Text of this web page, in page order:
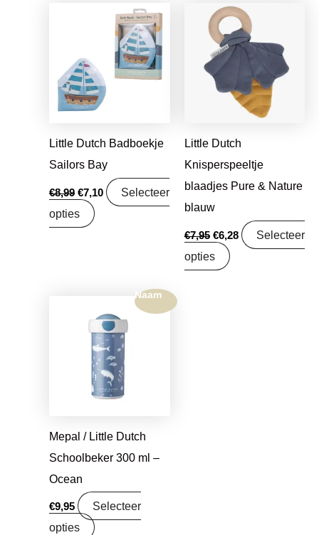
Little Dutch Badboekje
Sailors Bay
€8,99
Oorspronkelijke
€7,10
Huidige
prijs
is:
€7,10.
Selecteer
opties
Little Dutch
Knisperspeeltje
blaadjes Pure & Nature
blauw
€7,95
Oorspronkelijke
prijs
was:
€7,95.
€6,28
Huidige
prijs
is:
€6,28.
Selecteer
opties
Naam
Mepal / Little Dutch
Schoolbeker 300 ml –
Ocean
€9,95
Selecteer
opties